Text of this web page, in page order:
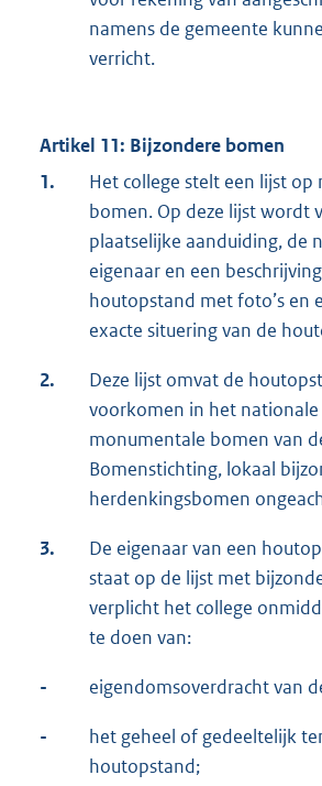
namens de gemeente
verricht.
Artikel 11: Bijzondere bomen
1.
Het college stelt een lijst op
bomen. Op deze lijst wordt
plaatselijke aanduiding, de
eigenaar en een
houtopstand met foto’s en
exacte situering van de
2.
Deze lijst omvat de
voorkomen in het nationale
monumentale bomen van
Bomenstichting, lokaal
herdenkingsbomen
3.
De eigenaar van een
staat op de lijst met
verplicht het college
te doen van:
- eigendomsoverdracht van
-
het geheel of gedeeltelijk
houtopstand;